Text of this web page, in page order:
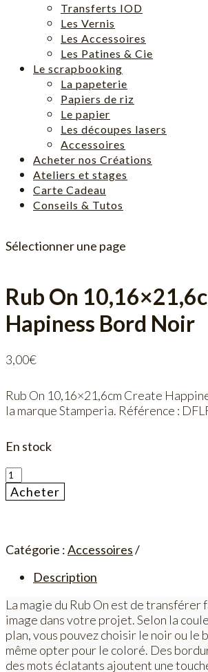
Transferts IOD
Les Vernis
Les Accessoires
Les Patines & Cie
Le scrapbooking
La papeterie
Papiers de riz
Le papier
Les découpes lasers
Accessoires
Acheter nos Créations
Ateliers et stages
Carte Cadeau
Conseils & Tutos
Sélectionner une page
Rub On
Hapiness Bord Noir
3,00€
Rub On 10,16×21,6cm Create
la marque Stamperia. Référence :
En stock
quantité
de
Rub
Create
Bord
Acheter
Catégorie :Accessoires
Description
La magie du Rub On est de transférer
image dans votre projet. Selon la
plan, vous pouvez choisir le noir ou le
même opter pour le coloré. Des
des mots éclatants ajoutent une